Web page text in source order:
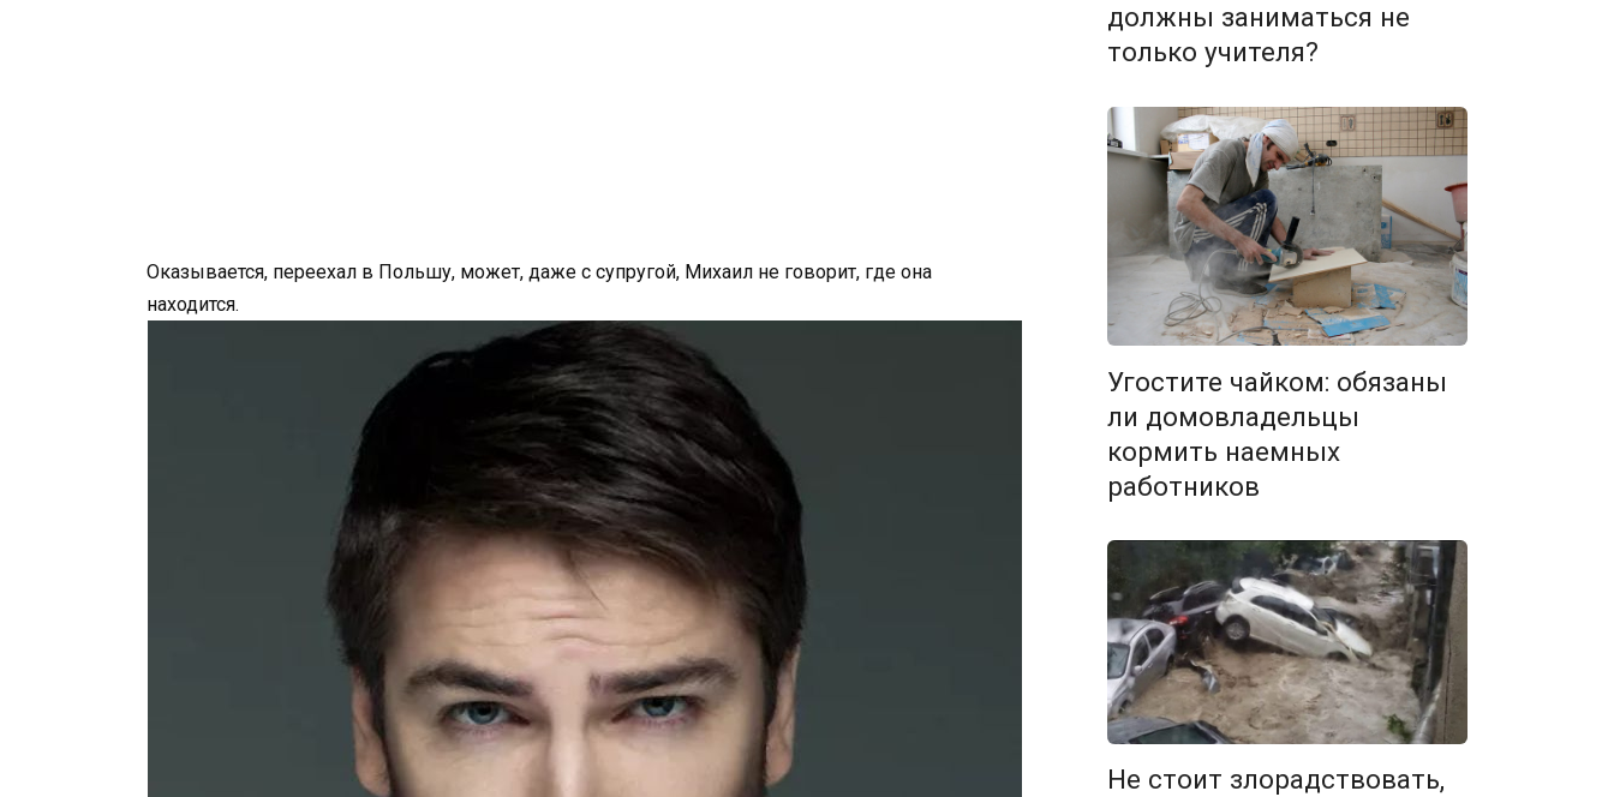
Оказывается, переехал в Польшу, может, даже с супругой, Михаил не говорит, где она
находится.
должны заниматься не
только учителя?
Угостите чайком: обязаны
ли домовладельцы
кормить наемных
работников
Не стоит злорадствовать,